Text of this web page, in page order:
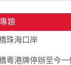
題
珠海口岸
粵港牌停辦至今